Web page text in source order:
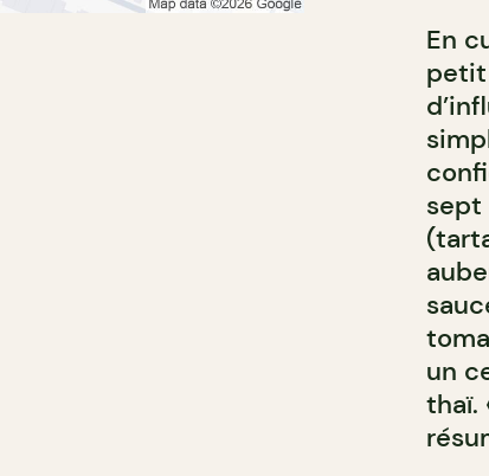
En
petit
sept
un
thaï.